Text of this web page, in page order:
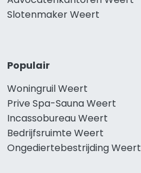
Slotenmaker Weert
Populair
Woningruil Weert
Prive Spa-Sauna Weert
Incassobureau Weert
Bedrijfsruimte Weert
Ongediertebestrijding Weert